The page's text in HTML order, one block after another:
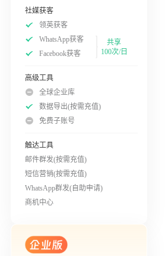
社媒获客
领英获客
WhatsApp获客
Facebook获客
共享
100次/日
高级工具
全球企业库
数据导出(按需充值)
免费子账号
触达工具
邮件群发(按需充值)
短信营销(按需充值)
WhatsApp群发(自助申请)
商机中心